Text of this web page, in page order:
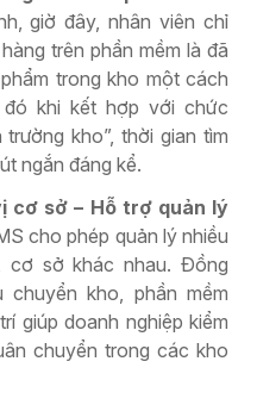
giờ đây, nhân viên chỉ
trên phần mềm là đã
trong kho một cách
khi kết hợp với chức
kho”, thời gian tìm
ngắn đáng kể.
cơ sở – Hỗ trợ quản lý
cho phép quản lý nhiều
cơ sở khác nhau. Đồng
kho, phần mềm
giúp doanh nghiệp kiểm
chuyển trong các kho